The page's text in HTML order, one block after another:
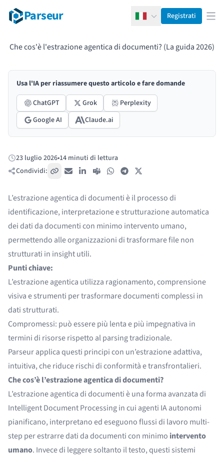
Parseur ItalianoRegistrati
Che cos'è l'estrazione agentica di documenti? (La guida 2026)
Usa l'IA per riassumere questo articolo e fare domande
ChatGPT
Grok
Perplexity
Google AI
Claude.ai
Pubblicato:
23 luglio 2026•14 minuti di lettura
Condividi:
Copia link
Email LinkedIn
Teams WhatsAppTelegram
L’estrazione agentica di documenti è il processo di
identificazione, interpretazione e strutturazione automatica
dei dati da documenti con minimo intervento umano,
permettendo alle organizzazioni di trasformare file non
strutturati in insight utili.
Punti chiave:
L’estrazione agentica utilizza ragionamento, comprensione
visiva e strumenti per trasformare documenti complessi in
dati strutturati.
Compromessi: può essere più lenta e più impegnativa in
termini di risorse rispetto al parsing tradizionale.
Parseur applica questi principi con un’estrazione adattiva,
intuitiva, che riduce rischi di conformità e transfrontalieri.
Che cos’è l’estrazione agentica di documenti?
L’estrazione agentica di documenti è una forma avanzata di
Intelligent Document Processing in cui agenti IA autonomi
pianificano, interpretano ed eseguono flussi di lavoro multi-
step perestrarre dati da documenticon minimo intervento
umano. Invece di leggere soltanto il testo, questi sistemi